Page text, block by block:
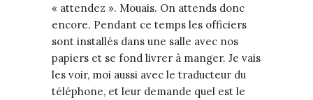
« attendez ». Mouais. On attends donc
encore. Pendant ce temps les officiers
sont installés dans une salle avec nos
papiers et se fond livrer à manger. Je vais
les voir, moi aussi avec le traducteur du
téléphone, et leur demande quel est le